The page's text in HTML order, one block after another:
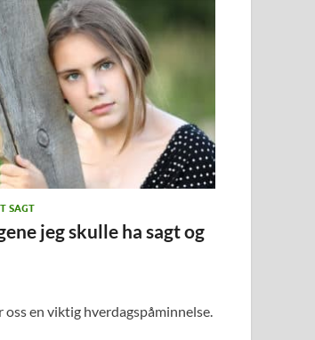
SAGT
jeg skulle ha sagt og
oss en viktig hverdagspåminnelse.